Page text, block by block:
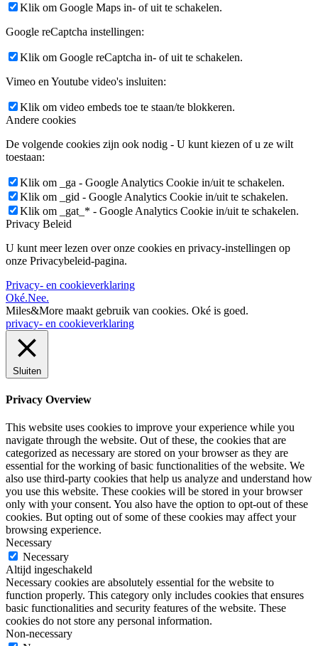
Klik om Google Maps in- of uit te schakelen.
Google reCaptcha instellingen:
Klik om Google reCaptcha in- of uit te schakelen.
Vimeo en Youtube video's insluiten:
Klik om video embeds toe te staan/te blokkeren.
Andere cookies
De volgende cookies zijn ook nodig - U kunt kiezen of u ze wilt
toestaan:
Klik om _ga - Google Analytics Cookie in/uit te schakelen.
Klik om _gid - Google Analytics Cookie in/uit te schakelen.
Klik om _gat_* - Google Analytics Cookie in/uit te schakelen.
Privacy Beleid
U kunt meer lezen over onze cookies en privacy-instellingen op
onze Privacybeleid-pagina.
Privacy- en cookieverklaring
Oké.Nee.
Miles&More maakt gebruik van cookies. Oké is goed.
privacy- en cookieverklaring
Sluiten
Privacy Overview
This website uses cookies to improve your experience while you
navigate through the website. Out of these, the cookies that are
categorized as necessary are stored on your browser as they are
essential for the working of basic functionalities of the website. We
also use third-party cookies that help us analyze and understand how
you use this website. These cookies will be stored in your browser
only with your consent. You also have the option to opt-out of these
cookies. But opting out of some of these cookies may affect your
browsing experience.
Necessary
Necessary
Altijd ingeschakeld
Necessary cookies are absolutely essential for the website to
function properly. This category only includes cookies that ensures
basic functionalities and security features of the website. These
cookies do not store any personal information.
Non-necessary